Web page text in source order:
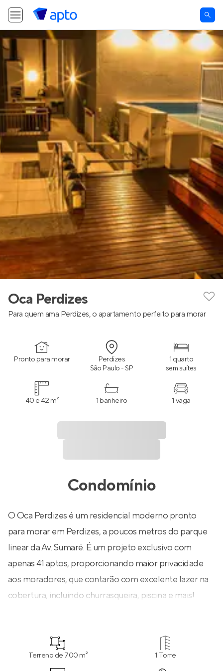
Oca Perdizes
Para quem ama Perdizes, o apartamento perfeito para morar
Pronto para morar Perdizes
São Paulo - SP
1 quarto
sem suítes
40 e 42 m² 1 banheiro 1 vaga
Condomínio
O Oca Perdizes é um residencial moderno pronto
para morar em Perdizes, a poucos metros do parque
linear da Av. Sumaré. É um projeto exclusivo com
apenas 41 aptos, proporcionando maior privacidade
aos moradores, que contarão com excelente lazer na
cobertura, incluindo churrasqueira, piscina e mais!
Terreno de 700 m² 1 Torre